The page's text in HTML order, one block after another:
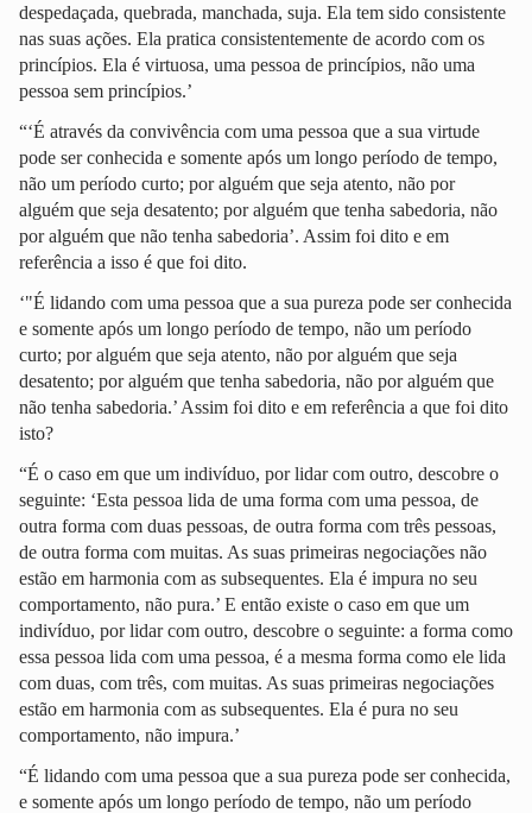
despedaçada, quebrada, manchada, suja. Ela tem sido consistente
nas suas ações. Ela pratica consistentemente de acordo com os
princípios. Ela é virtuosa, uma pessoa de princípios, não uma
pessoa sem princípios.’
“‘É através da convivência com uma pessoa que a sua virtude
pode ser conhecida e somente após um longo período de tempo,
não um período curto; por alguém que seja atento, não por
alguém que seja desatento; por alguém que tenha sabedoria, não
por alguém que não tenha sabedoria’. Assim foi dito e em
referência a isso é que foi dito.
‘"É lidando com uma pessoa que a sua pureza pode ser conhecida
e somente após um longo período de tempo, não um período
curto; por alguém que seja atento, não por alguém que seja
desatento; por alguém que tenha sabedoria, não por alguém que
não tenha sabedoria.’ Assim foi dito e em referência a que foi dito
isto?
“É o caso em que um indivíduo, por lidar com outro, descobre o
seguinte: ‘Esta pessoa lida de uma forma com uma pessoa, de
outra forma com duas pessoas, de outra forma com três pessoas,
de outra forma com muitas. As suas primeiras negociações não
estão em harmonia com as subsequentes. Ela é impura no seu
comportamento, não pura.’ E então existe o caso em que um
indivíduo, por lidar com outro, descobre o seguinte: a forma como
essa pessoa lida com uma pessoa, é a mesma forma como ele lida
com duas, com três, com muitas. As suas primeiras negociações
estão em harmonia com as subsequentes. Ela é pura no seu
comportamento, não impura.’
“É lidando com uma pessoa que a sua pureza pode ser conhecida,
e somente após um longo período de tempo, não um período